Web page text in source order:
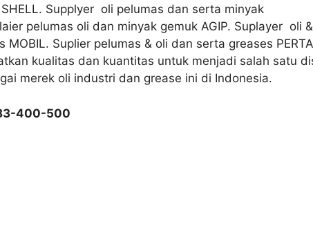
Supplyer oli pelumas dan serta minyak
pelumas oli dan minyak gemuk AGIP. Suplayer oli &
MOBIL. Suplier pelumas & oli dan serta greases
kualitas dan kuantitas untuk menjadi salah satu
merek oli industri dan grease ini di Indonesia.
400-500